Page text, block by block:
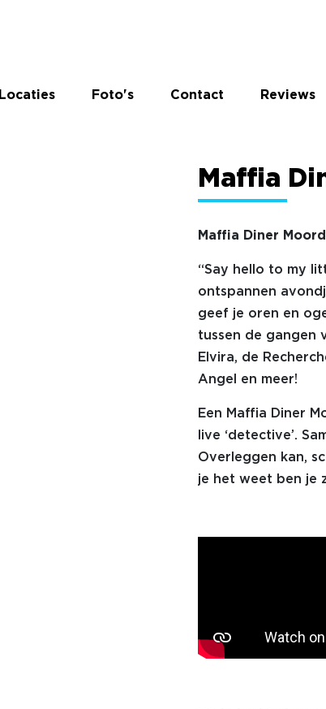
Locaties Foto's Contact Reviews
Maffia
Maffia Diner
“Say hello to my
ontspannen
geef je oren en
tussen de gangen
Elvira, de
Angel en meer!
Een Maffia Diner
live ‘detective’.
Overleggen kan,
je het weet ben je